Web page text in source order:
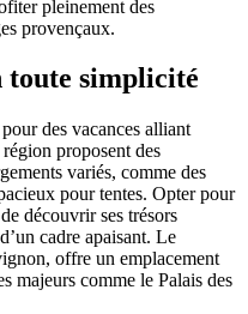
pleinement des
provençaux.
toute simplicité
des vacances alliant
proposent des
variés, comme des
pour tentes. Opter pour
découvrir ses trésors
cadre apaisant. Le
offre un emplacement
majeurs comme le Palais des